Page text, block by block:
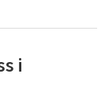
LINKEDIN
i